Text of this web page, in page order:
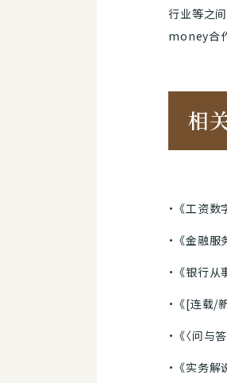
行业等之
money合
相
《工资数
《金融
《银行从
《[连载/
《〈问与
《实务